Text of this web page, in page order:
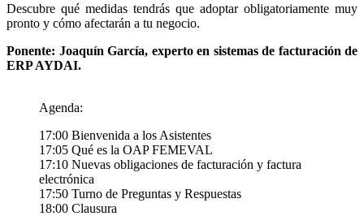
Descubre qué medidas tendrás que adoptar obligatoriamente muy
pronto y cómo afectarán a tu negocio.
Ponente: Joaquín García, experto en sistemas de facturación de
ERP AYDAI.
Agenda:
17:00 Bienvenida a los Asistentes
17:05 Qué es la OAP FEMEVAL
17:10 Nuevas obligaciones de facturación y factura
electrónica
17:50 Turno de Preguntas y Respuestas
18:00 Clausura